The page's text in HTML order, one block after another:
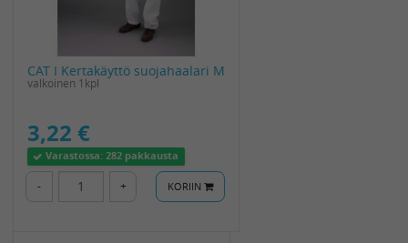
CAT I Kertakäyttö suojahaalari M
valkoinen 1kpl
3,22 €
Varastossa:282 pakkausta
- + KORIIN